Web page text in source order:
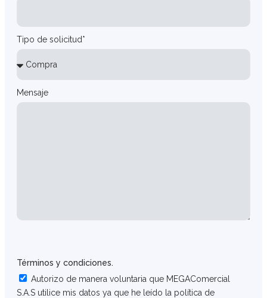
Tipo de solicitud*
Mensaje
Términos y condiciones.
Autorizo de manera voluntaria que MEGAComercial
S.A.S utilice mis datos ya que he leído la política de